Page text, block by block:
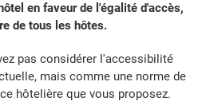
en faveur de l'égalité d'accès,
de tous les hôtes.
pas considérer l'accessibilité
mais comme une norme de
hôtelière que vous proposez.